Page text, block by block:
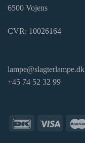
6500 Vojens
CVR: 10026164
lampe@slagterlampe.dk
+45 74 52 32 99